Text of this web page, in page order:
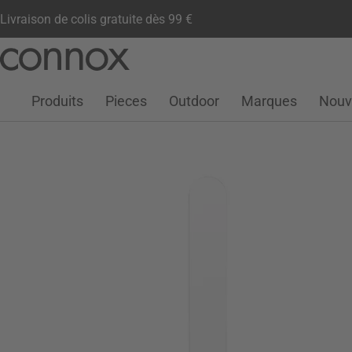
Livraison de colis gratuite dès 99 €
contenu
Compte clientListe de souhaits
Warenkorb
Produits Pieces Outdoor Marques